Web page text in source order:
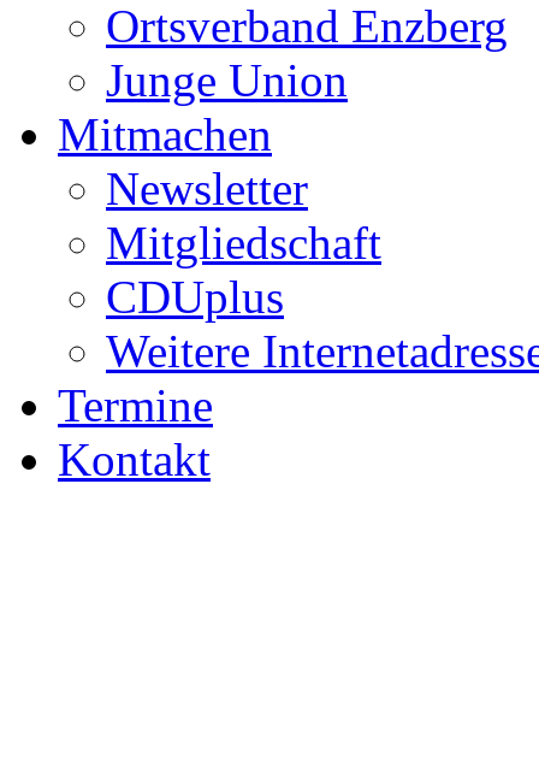
Ortsverband Enzberg
Junge Union
Mitmachen
Newsletter
Mitgliedschaft
CDUplus
Weitere
Termine
Kontakt